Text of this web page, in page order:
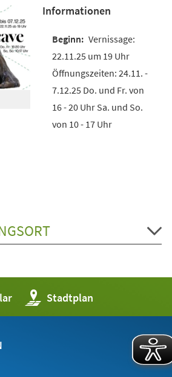
Informationen
Vernissage:
22.11.25 um 19 Uhr
Öffnungszeiten: 24.11. -
7.12.25 Do. und Fr. von
16 - 20 Uhr Sa. und So.
von 10 - 17 Uhr
Stadtplan
(Öffnet
in
einem